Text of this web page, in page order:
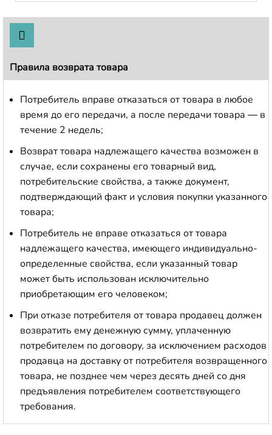
Правила возврата товара
Потребитель вправе отказаться от товара в любое
время до его передачи, а после передачи товара — в
течение 2 недель;
Возврат товара надлежащего качества возможен в
случае, если сохранены его товарный вид,
потребительские свойства, а также документ,
подтверждающий факт и условия покупки указанного
товара;
Потребитель не вправе отказаться от товара
надлежащего качества, имеющего индивидуально-
определенные свойства, если указанный товар
может быть использован исключительно
приобретающим его человеком;
При отказе потребителя от товара продавец должен
возвратить ему денежную сумму, уплаченную
потребителем по договору, за исключением расходов
продавца на доставку от потребителя возвращенного
товара, не позднее чем через десять дней со дня
предъявления потребителем соответствующего
требования.